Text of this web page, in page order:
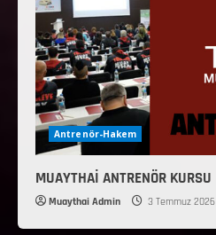
Antrenör-Hakem
MUAYTHAİ ANTRENÖR KURSU
Muaythai Admin 3 Temmuz 2026